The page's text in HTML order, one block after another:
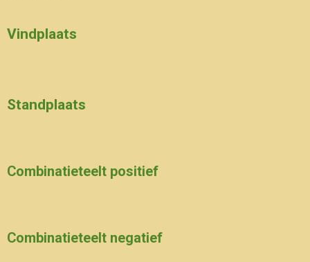
Vindplaats
Standplaats
Combinatieteelt positief
Combinatieteelt negatief